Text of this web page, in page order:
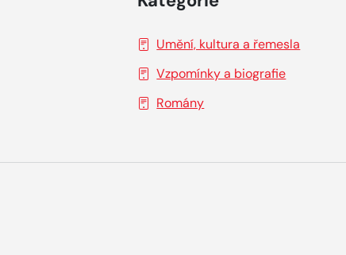
Umění, kultura a řemesla
Vzpomínky a biografie
Romány